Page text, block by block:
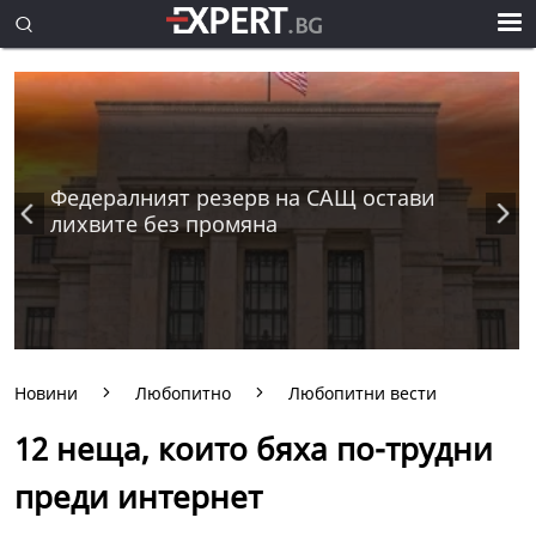
Федералният резерв на САЩ остави
лихвите без промяна
Новини Любопитно Любопитни вести
12 неща, които бяха по-трудни
преди интернет